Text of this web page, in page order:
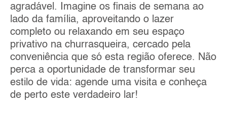
agradável. Imagine os finais de semana ao
lado da família, aproveitando o lazer
completo ou relaxando em seu espaço
privativo na churrasqueira, cercado pela
conveniência que só esta região oferece. Não
perca a oportunidade de transformar seu
estilo de vida: agende uma visita e conheça
de perto este verdadeiro lar!